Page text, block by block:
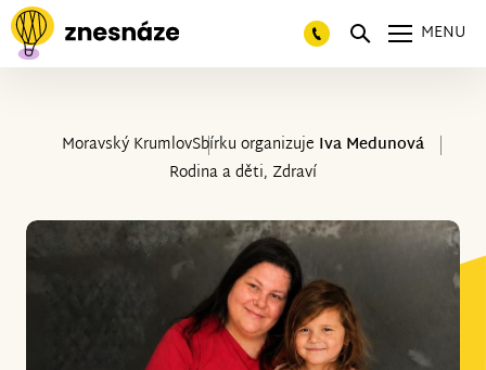
MENU
Moravský KrumlovSbírku organizuje Iva Medunová
Rodina a děti, Zdraví